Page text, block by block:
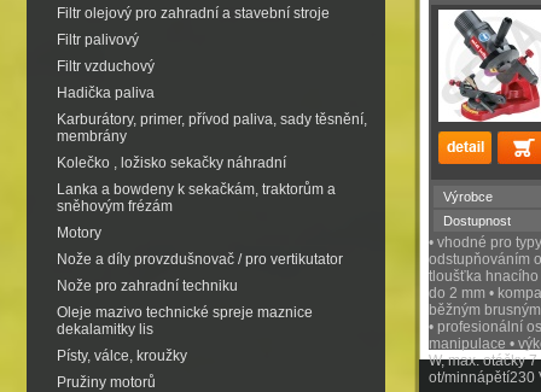
Filtr olejový pro zahradní a stavební stroje
Filtr palivový
Filtr vzduchový
Hadička paliva
Karburátory, primer, přívod paliva, sady těsnění,
membrány
Kolečko , ložisko sekačky náhradní
Lanka a bowdeny k sekačkám, traktorům a
sněhovým frézám
Motory
Nože a díly provzdušnovač / pro vertikutator
Nože pro zahradní techniku
Oleje mazivo technické spreje maznice
dekalamitky lis
Písty, válce, kroužky
Pružiny motorů
Výrobce
Dostupnost
• vhodné pro
odstupňováním
tloušťka
do 2 mm •
běžným
• profesionální
manipulace •
W, max. otáčky
ot/minnápětí230